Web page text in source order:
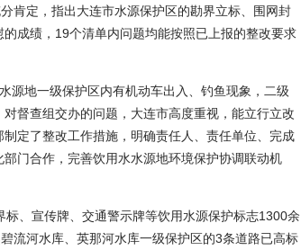
肯定，指出大连市水源保护区的勘界立标、围网封
成绩，19个清单内问题均能按照已上报的整改要求
地一级保护区内有机动车出入、钓鱼现象，二级
督查组交办的问题，大连市高度重视，能立行立改
定了整改工作措施，明确责任人、责任单位、完成
门合作，完善饮用水水源地环境保护协调联动机
、宣传牌、交通警示牌等饮用水源保护标志1300余
流河水库、英那河水库一级保护区的3条道路已高标